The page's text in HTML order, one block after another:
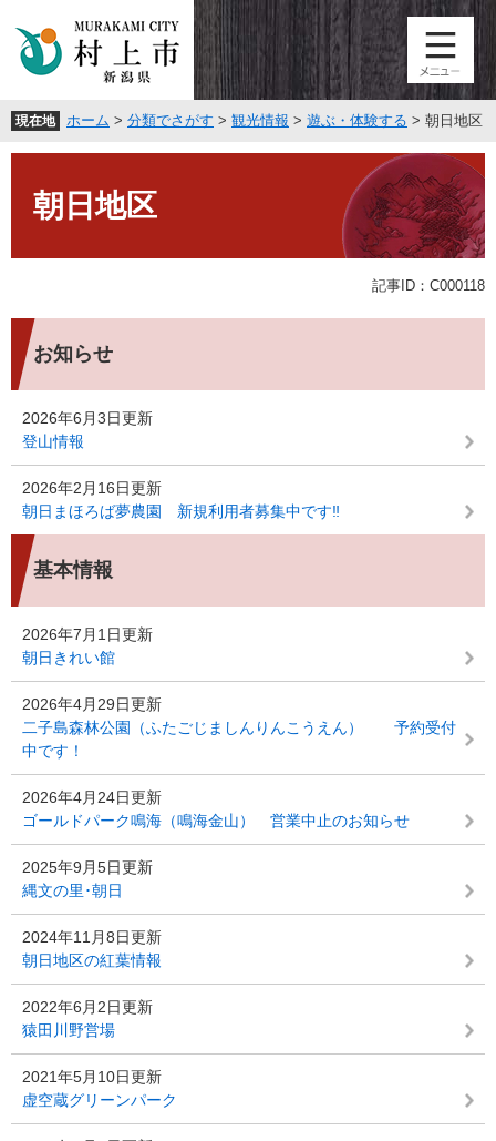
頭
で
飛
ば
現在地 ホーム > 分類でさがす > 観光情報 > 遊ぶ・体験する > 朝日地区
朝日地区
記事ID：C000118
お知らせ
2026年6月3日更新
登山情報
2026年2月16日更新
朝日まほろば夢農園 新規利用者募集中です‼
基本情報
2026年7月1日更新
朝日きれい館
2026年4月29日更新
二子島森林公園（ふたごじましんりんこうえん） 予約受付
中です！
2026年4月24日更新
ゴールドパーク鳴海（鳴海金山） 営業中止のお知らせ
2025年9月5日更新
縄文の里･朝日
2024年11月8日更新
朝日地区の紅葉情報
2022年6月2日更新
猿田川野営場
2021年5月10日更新
虚空蔵グリーンパーク